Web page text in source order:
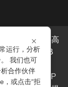
商，我们提供高
格最低2元/GB
IP和机房IP，
和 Socks5代理IP
×
运行，分析
我们也可
合作伙伴
，或点击“拒